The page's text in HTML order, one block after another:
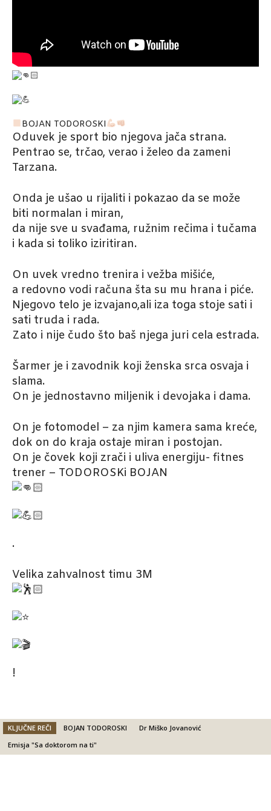
BOJAN TODOROSKI
Oduvek je sport bio njegova jača strana.
Pentrao se, trčao, verao i želeo da zameni
Tarzana.
Onda je ušao u rijaliti i pokazao da se može
biti normalan i miran,
da nije sve u svađama, ružnim rečima i tučama
i kada si toliko iziritiran.
On uvek vredno trenira i vežba mišiće,
a redovno vodi računa šta su mu hrana i piće.
Njegovo telo je izvajano,ali iza toga stoje sati i
sati truda i rada.
Zato i nije čudo što baš njega juri cela estrada.
Šarmer je i zavodnik koji ženska srca osvaja i
slama.
On je jednostavno miljenik i devojaka i dama.
On je fotomodel – za njim kamera sama kreće,
dok on do kraja ostaje miran i postojan.
On je čovek koji zrači i uliva energiju- fitnes
trener – TODOROSKi BOJAN
.
Velika zahvalnost timu 3M
!
KLJUČNE REČI BOJAN TODOROSKI
Dr Miško Jovanović
Emisja "Sa doktorom na ti"